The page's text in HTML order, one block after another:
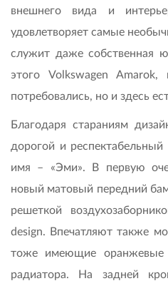
внешнего вида и
удовлетворяет самые
служит даже собственная
этого Volkswagen
потребовались, но и здесь
Благодаря стараниям
дорогой и
имя – «Эми». В первую
новый матовый передний
решеткой
design. Впечатляют также
тоже имеющие оранжевые
радиатора. На задней